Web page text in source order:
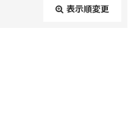
表示順変更